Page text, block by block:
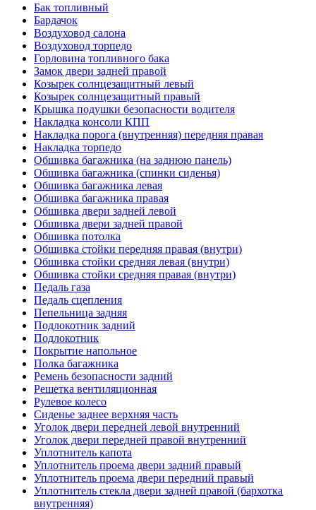
Бак топливный
Бардачок
Воздуховод салона
Воздуховод торпедо
Горловина топливного бака
Замок двери задней правой
Козырек солнцезащитный левый
Козырек солнцезащитный правый
Крышка подушки безопасности водителя
Накладка консоли КПП
Накладка порога (внутренняя) передняя правая
Накладка торпедо
Обшивка багажника (на заднюю панель)
Обшивка багажника (спинки сиденья)
Обшивка багажника левая
Обшивка багажника правая
Обшивка двери задней левой
Обшивка двери задней правой
Обшивка потолка
Обшивка стойки передняя правая (внутри)
Обшивка стойки средняя левая (внутри)
Обшивка стойки средняя правая (внутри)
Педаль газа
Педаль сцепления
Пепельница задняя
Подлокотник задний
Подлокотник
Покрытие напольное
Полка багажника
Ремень безопасности задний
Решетка вентиляционная
Рулевое колесо
Сиденье заднее верхняя часть
Уголок двери передней левой внутренний
Уголок двери передней правой внутренний
Уплотнитель капота
Уплотнитель проема двери задний правый
Уплотнитель проема двери передний правый
Уплотнитель стекла двери задней правой (бархотка
внутренняя)